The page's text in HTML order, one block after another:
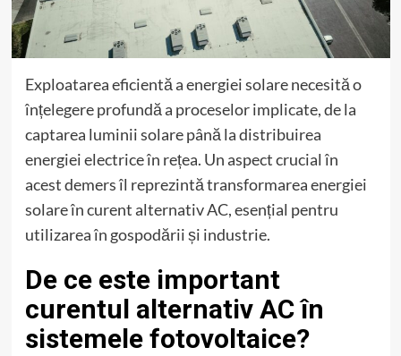
Exploatarea eficientă a energiei solare necesită o
înțelegere profundă a proceselor implicate, de la
captarea luminii solare până la distribuirea
energiei electrice în rețea. Un aspect crucial în
acest demers îl reprezintă transformarea energiei
solare în curent alternativ AC, esențial pentru
utilizarea în gospodării și industrie.
De ce este important
curentul alternativ AC în
sistemele fotovoltaice?